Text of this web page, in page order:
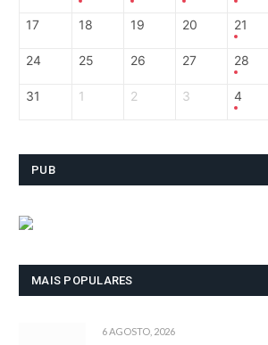
17 18 19 20 21
24 25 26 27 28
31 1 2 3 4
PUB
MAIS POPULARES
6 AGOSTO, 2026